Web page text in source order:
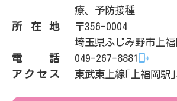
療、予防接種
所在地
〒356-0004
埼玉県ふじみ野市上
電話
049-267-8881
アクセス
東武東上線｢上福岡駅